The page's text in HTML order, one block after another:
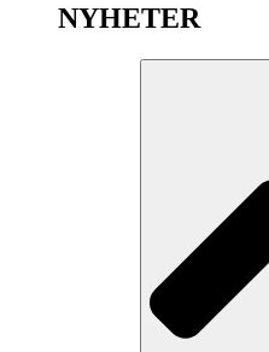
NYHETER